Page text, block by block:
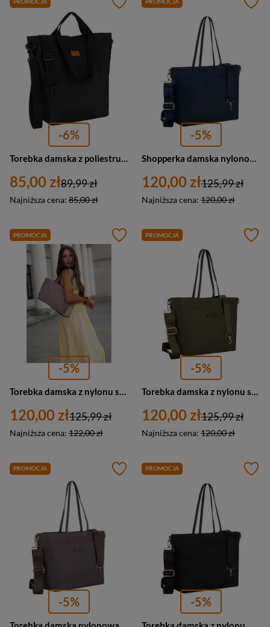
-6%
85,00 zł
Najniższa cena: 85,00 zł
89,99 zł
-5%
120,00 zł
Najniższa cena: 120,00 zł
125,99 zł
PROMOCJA
-5%
Torebka damska z nylonu shopperka Peterson JN-10 duża beżowa
120,00 zł
Najniższa cena: 122,00 zł
125,99 zł
PROMOCJA
-5%
Torebka damska z nylonu shopper Peterson JN-10 duża A4 zielona
120,00 zł
Najniższa cena: 120,00 zł
125,99 zł
PROMOCJA
-5%
PROMOCJA
-5%